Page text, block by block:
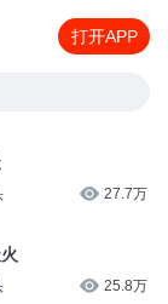
打开APP
27.7万
25.8万